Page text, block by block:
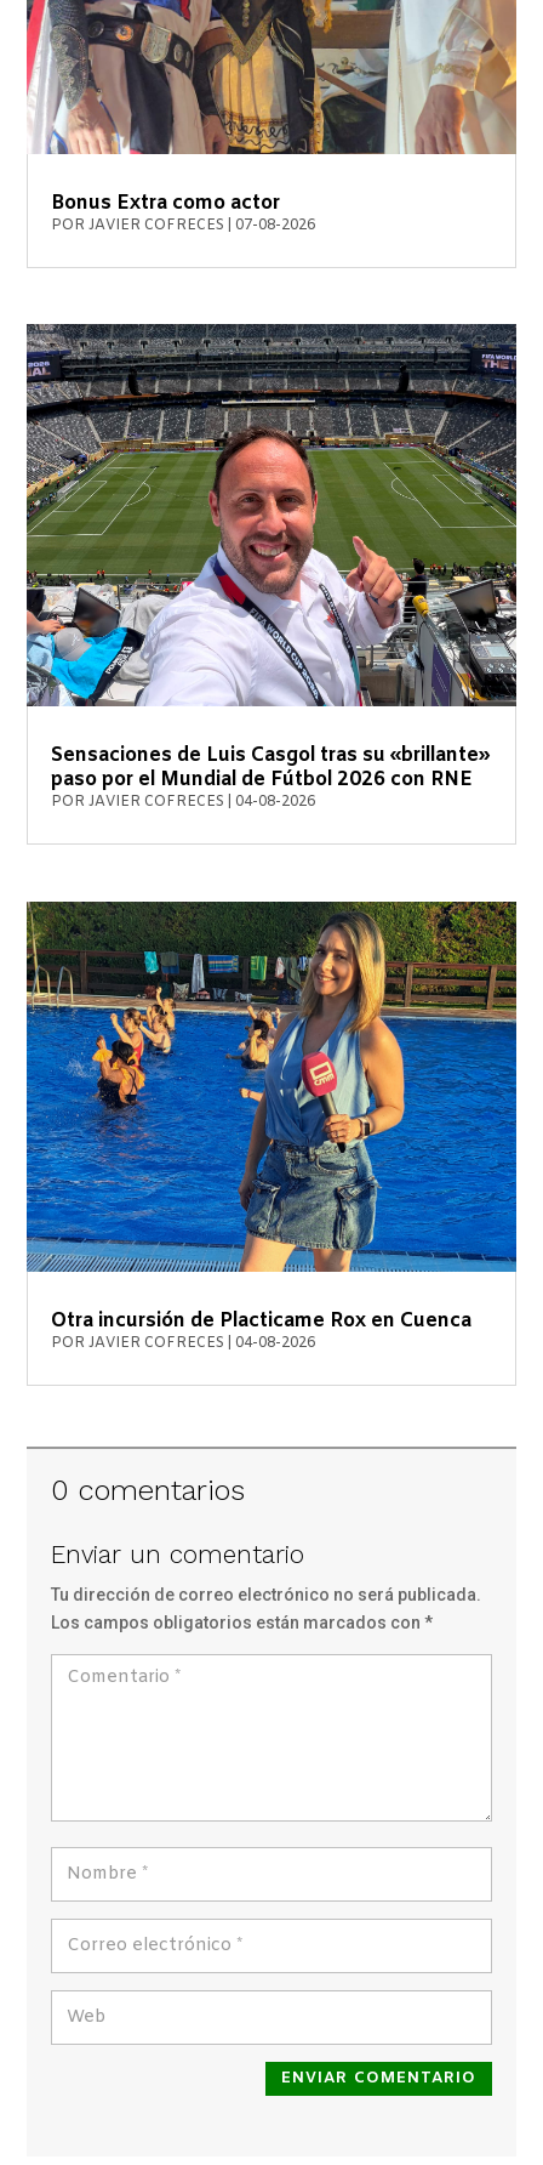
Bonus Extra como actor
PORJAVIER COFRECES 07-08-2026
Sensaciones de Luis Casgol tras su «brillante»
paso por el Mundial de Fútbol 2026 con RNE
PORJAVIER COFRECES 04-08-2026
Otra incursión de Placticame Rox en Cuenca
PORJAVIER COFRECES 04-08-2026
0 comentarios
Enviar un comentario
Tu dirección de correo electrónico no será publicada.
Los campos obligatorios están marcados con*
ENVIAR COMENTARIO